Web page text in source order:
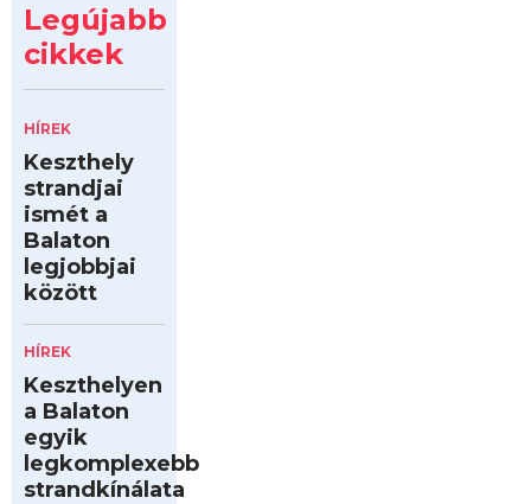
Legújabb
cikkek
HÍREK
Keszthely
strandjai
ismét a
Balaton
legjobbjai
között
HÍREK
Keszthelyen
a Balaton
egyik
legkomplexebb
strandkínálata